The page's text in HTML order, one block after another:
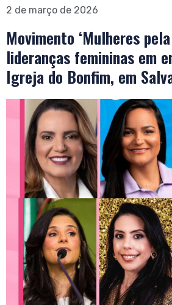
2 de março de 2026
Movimento ‘Mulheres
lideranças femininas em
Igreja do Bonfim, em